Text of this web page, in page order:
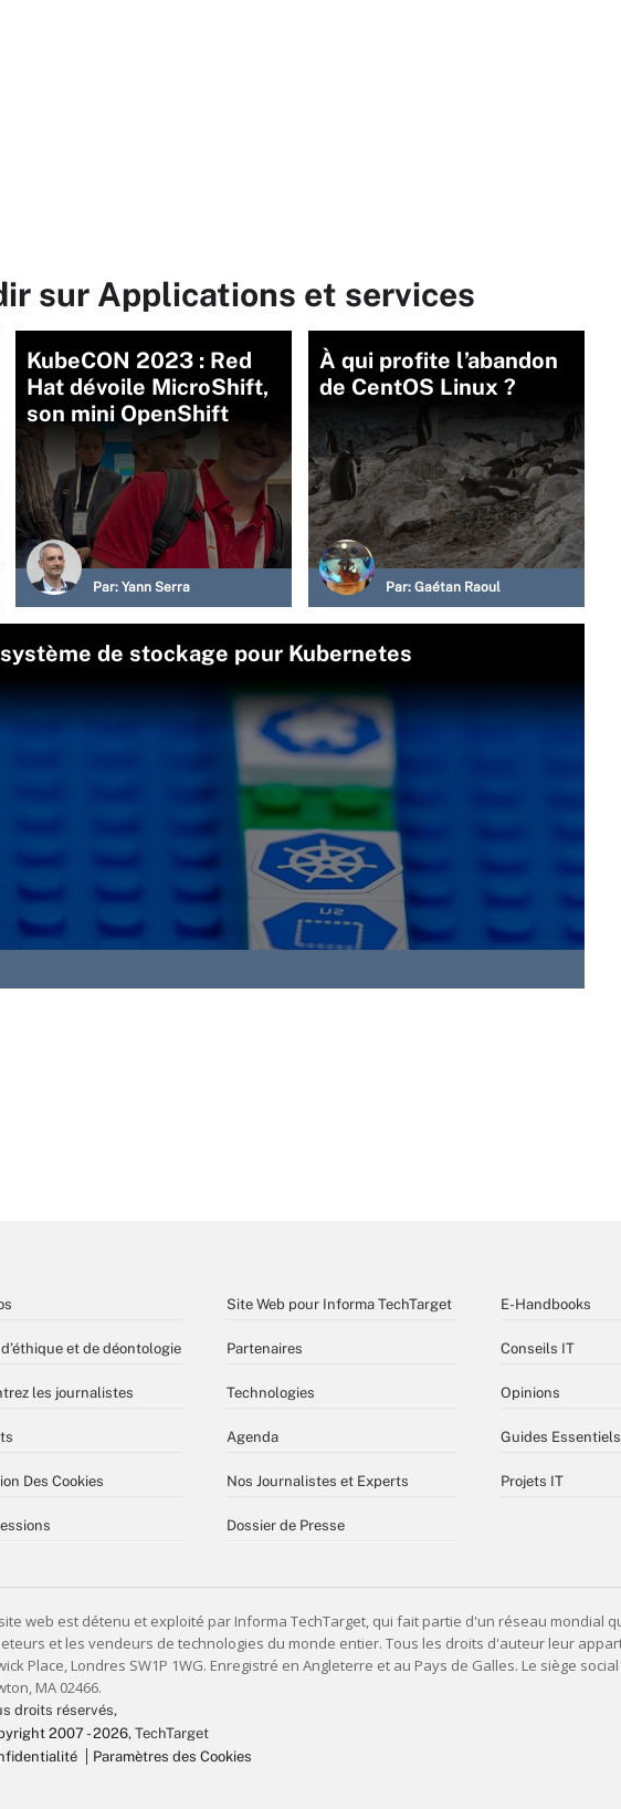
sur Applications et services
KubeCON 2023 : Red
Hat dévoile MicroShift,
son mini OpenShift
Par: Yann Serra
À qui profite l’abandon
de CentOS Linux ?
Par: Gaétan Raoul
de stockage pour Kubernetes
et de déontologie
les journalistes
Des Cookies
Site Web pour Informa TechTarget
Partenaires
Technologies
Agenda
Nos Journalistes et Experts
Dossier de Presse
E-Handbooks
Conseils IT
Opinions
Guides Essentiels
Projets IT
droits réservés,
2007 - 2026, TechTarget
Paramètres des Cookies